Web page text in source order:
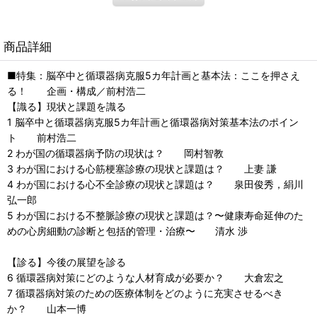
商品詳細
■特集：脳卒中と循環器病克服5カ年計画と基本法：ここを押さえ
る！ 企画・構成／前村浩二
【識る】現状と課題を識る
1 脳卒中と循環器病克服5カ年計画と循環器病対策基本法のポイン
ト 前村浩二
2 わが国の循環器病予防の現状は？ 岡村智教
3 わが国における心筋梗塞診療の現状と課題は？ 上妻 謙
4 わが国における心不全診療の現状と課題は？ 泉田俊秀，絹川
弘一郎
5 わが国における不整脈診療の現状と課題は？〜健康寿命延伸のた
めの心房細動の診断と包括的管理・治療〜 清水 渉
【診る】今後の展望を診る
6 循環器病対策にどのような人材育成が必要か？ 大倉宏之
7 循環器病対策のための医療体制をどのように充実させるべき
か？ 山本一博